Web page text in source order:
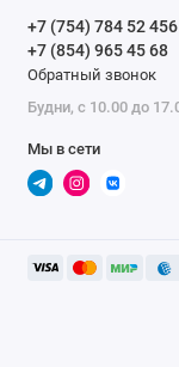
+7 (754) 784 52 456
+7 (854) 965 45 68
Обратный звонок
Будни, с 10.00 до
Мы в сети